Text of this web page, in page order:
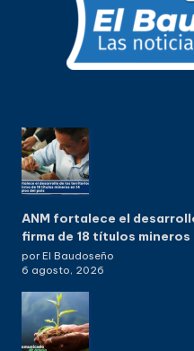
ANM fortalece el
firma de 18 títulos mineros
por El Baudoseño
6 agosto, 2026